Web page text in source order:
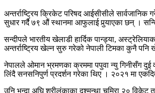
अन्तर्राष्ट्रिय क्रिकेट परिषद आईसीसीले
सुधार गर्दै ७९ औं स्थानमा आफुलाई पुर्‍याएका छन् ।
सन्दीपले भारतीय खेलाडी हार्दिक पान्ड्या,
अन्तर्राष्ट्रिय खेल्न सुरु गरेको नेपाली टिमका कुनै
नेपालले ओमान भ्रमणका क्रममा पपुवा न्यु गिनीसँग
लिंदै सनसनिपुर्ण प्रदर्शन गरेका थिए । २०२१ मा
उनि भन्दा अघि श्रीलंकाका दुश्मन्था चमिरा २०